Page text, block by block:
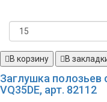
В корзину В
Заглушка полозьев
VQ35DE, арт. 82112